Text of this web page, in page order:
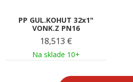
PP GUL.KOHUT 32x1"
VONK.Z PN16
18,513 €
Na sklade 10+